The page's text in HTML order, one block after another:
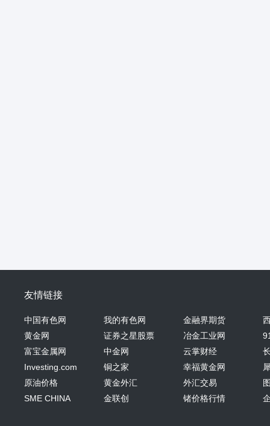
友情链接
中国有色网 我的有色网 金融界期货
黄金网
证券之星股票 冶金工业网
富宝金属网
中金网 云掌财经
Investing.com
铜之家 幸福黄金网
原油价格
黄金外汇 外汇交易
SME CHINA
金联创 锗价格行情